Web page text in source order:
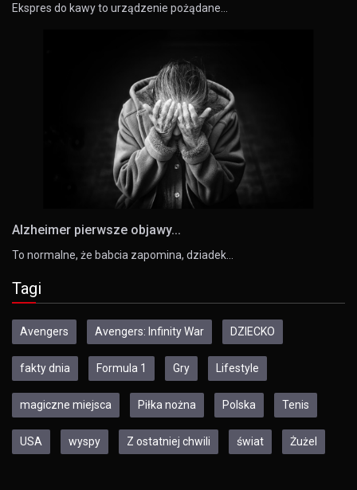
Ekspres do kawy to urządzenie pożądane…
Alzheimer pierwsze objawy...
To normalne, że babcia zapomina, dziadek…
Tagi
Avengers Avengers: Infinity War DZIECKO
fakty dnia Formula 1 Gry Lifestyle
magiczne miejsca Piłka nożna Polska Tenis
USA wyspy Z ostatniej chwili świat Żużel